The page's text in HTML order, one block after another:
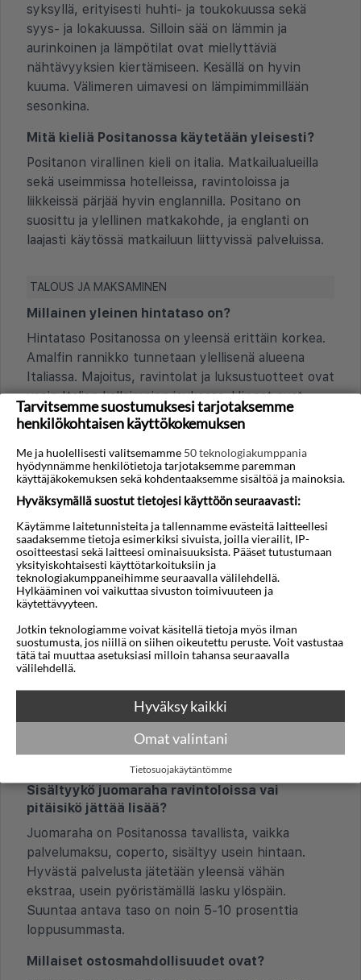
syksyllä, erityisesti huhti- ja toukokuussa sekä
syys- ja lokakuussa. Silloin sää on lämmin ja
aurinkoinen ja lämpötilat ovat miellyttäviä
nähtävyyksien kiertämiseen. Kesällä on hyvin
kuuma. Välimeren uimavesi on lämpimimmillään
sesonkina.
Mitä kieliä Positanossa käytetään yleisesti?
Positanon virallinen kieli on italia. Matkailualueilla
sekä useimmissa hotelleissa, ravintoloissa ja
liikkeissä pärjää hyvin englannilla. Positano on
suosittu ja ylellinen matkakohde, ja englanti on
laajasti käytössä matkailuun liittyvissä palveluissa.
TALOUS JA MAKSAMINEN
Millainen yleinen hintataso on?
Hintataso Positanossa on yleensä erittäin korkea.
Amalfin rannikko tunnetaan ylellisenä alueena
Italiassa. Majoitus, ravintolat ja luksustuotteet ovat
usein Italian kalleimpien joukossa. Hinnat ovat
verrattavissa Euroopan kalleimpien kaupunkien
Onko turistiveroja tai lisämaksuja, esimerkiksi
hotellimajoituksesta?
Positanossa peritään yleensä paikallinen
turistivero, tassa di soggiorno, joka maksetaan
henkilöä ja yötä kohden hotellilla. Summa vaihtelee
kunnan ja hotellin tason mukaan. Vero ei yleensä
sisälly alkuperäiseen hintaan, vaan se maksetaan
suoraan hotellille saapuessa tai lähtiessä.
Mitkä kortit ja maksutavat ovat yleisiä?
Visa ja MasterCard käyvät laajasti hotelleissa sekä
Pienet liikkeet ja paikalliset kojut suosivat usein
käteistä euroina. Pieni käteisvara on hyvä olla
pieniin ostoksiin ja bussilippuihin.
Pankkiautomaatteja on saatavilla.
Sisältyykö juomaraha ravintoloissa vai
pitäisikö jättää lisää?
Juomaraha on Positanossa tavallista, vaikka
palvelumaksu, coperto, sisältyy usein hintaan.
Hyvästä palvelusta jätetään yleensä vähän
ekstraa, usein pyöristämällä lasku ylöspäin.
Suuntaa antava taso on noin 5-10 prosenttia
loppusummasta.
Millaiset ostosmahdollisuudet ovat?
Tarvitsemme suostumuksesi tarjotaksemme
henkilökohtaisen käyttökokemuksen
Me ja huolellisesti valitsemamme 50 teknologiakumppania
hyödynnämme henkilötietoja tarjotaksemme paremman
käyttäjäkokemuksen sekä kohdentaaksemme sisältöä ja mainoksia.
Hyväksymällä suostut tietojesi käyttöön seuraavasti:
Käytämme laitetunnisteita ja tallennamme evästeitä laitteellesi
saadaksemme tietoja esimerkiksi sivuista, joilla vierailit, IP-
osoitteestasi sekä laitteesi ominaisuuksista. Pääset tutustumaan
yksityiskohtaisesti käyttötarkoituksiin ja
teknologiakumppaneihimme seuraavalla välilehdellä.
Hylkääminen voi vaikuttaa sivuston toimivuuteen ja
käytettävyyteen.
Jotkin teknologiamme voivat käsitellä tietoja myös ilman
suostumusta, jos niillä on siihen oikeutettu peruste. Voit vastustaa
tätä tai muuttaa asetuksiasi milloin tahansa seuraavalla
välilehdellä.
Hyväksy kaikki
Omat valintani
Tietosuojakäytäntömme